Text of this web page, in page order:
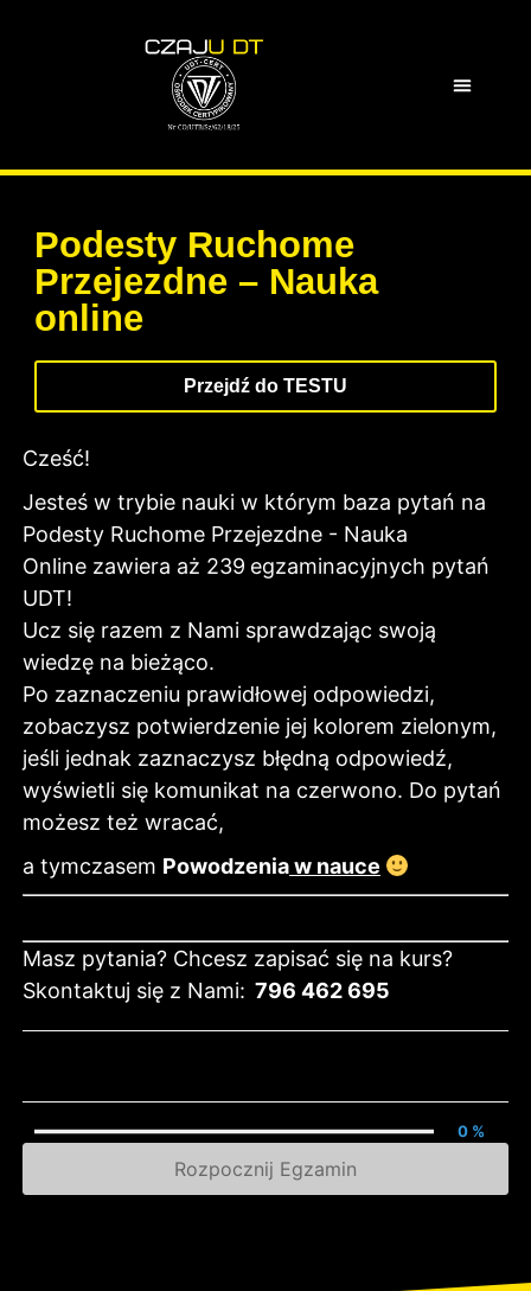
Podesty Ruchome
Przejezdne – Nauka
online
Przejdź do TESTU
Cześć!
Jesteś w trybie nauki w którym baza pytań na
Podesty Ruchome Przejezdne - Nauka
Online zawiera aż 239 egzaminacyjnych pytań
UDT!
Ucz się razem z Nami sprawdzając swoją
wiedzę na bieżąco.
Po zaznaczeniu prawidłowej odpowiedzi,
zobaczysz potwierdzenie jej kolorem zielonym,
jeśli jednak zaznaczysz błędną odpowiedź,
wyświetli się komunikat na czerwono. Do pytań
możesz też wracać,
a tymczasem Powodzeniaw nauce
Masz pytania? Chcesz zapisać się na kurs?
Skontaktuj się z Nami: 796 462 695
0 %
Rozpocznij Egzamin